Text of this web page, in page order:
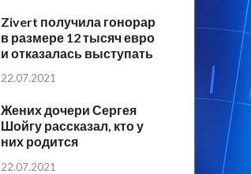
Zivert получила гонорар
в размере 12 тысяч евро
и отказалась выступать
22.07.2021
Жених дочери Сергея
Шойгу рассказал, кто у
них родится
22.07.2021